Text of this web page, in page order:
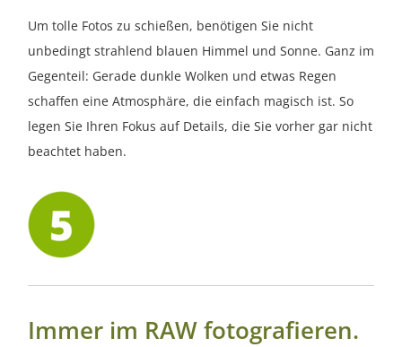
Um tolle Fotos zu schießen, benötigen Sie nicht
unbedingt strahlend blauen Himmel und Sonne. Ganz im
Gegenteil: Gerade dunkle Wolken und etwas Regen
schaffen eine Atmosphäre, die einfach magisch ist. So
legen Sie Ihren Fokus auf Details, die Sie vorher gar nicht
beachtet haben.
Immer im RAW fotografieren.